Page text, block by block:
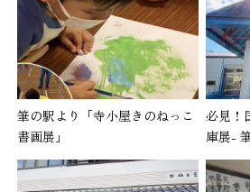
筆の駅より「寺小屋きのねっこ
書画展」
必見！
庫展-